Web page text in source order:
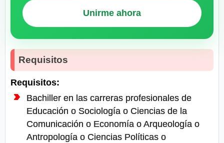
Unirme ahora
Requisitos
Requisitos:
Bachiller en las carreras profesionales de
Educación o Sociología o Ciencias de la
Comunicación o Economía o Arqueología o
Antropología o Ciencias Políticas o